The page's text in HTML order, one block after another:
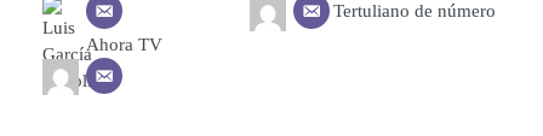
Tertuliano de número
Ahora TV